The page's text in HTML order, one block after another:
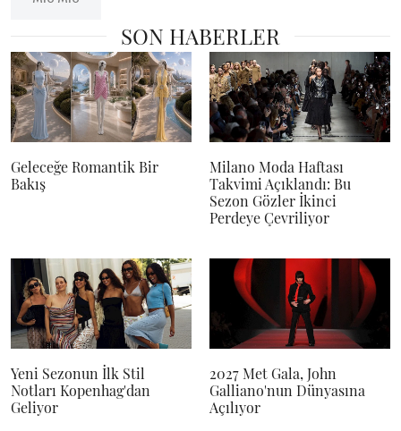
SON HABERLER
Geleceğe Romantik Bir
Bakış
Milano Moda Haftası
Takvimi Açıklandı: Bu
Sezon Gözler İkinci
Perdeye Çevriliyor
Yeni Sezonun İlk Stil
Notları Kopenhag'dan
Geliyor
2027 Met Gala, John
Galliano'nun Dünyasına
Açılıyor